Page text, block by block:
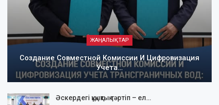
ЖАҢАЛЫҚТАР
Создание Совместной Комиссии И Цифровизация
Учета…
Әскердегі құқықтық тәртіп – ел…